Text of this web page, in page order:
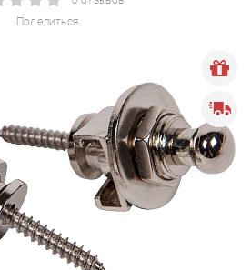
Поделиться